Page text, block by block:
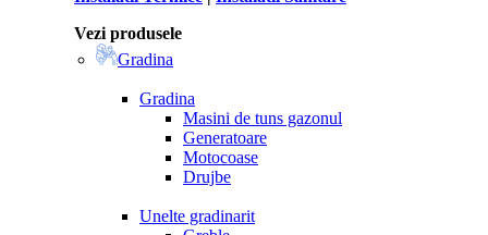
Vezi produsele
Gradina
Gradina
Masini de tuns gazonul
Generatoare
Motocoase
Drujbe
Unelte gradinarit